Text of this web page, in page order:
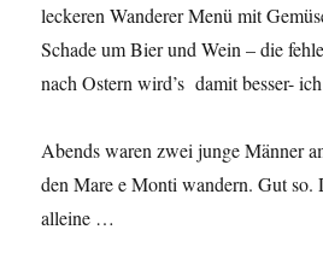
leckeren Wanderer Menü mit
Schade um Bier und Wein – die
nach Ostern wird’s damit besser-
Abends waren zwei junge Männer
den Mare e Monti wandern. Gut so.
alleine …